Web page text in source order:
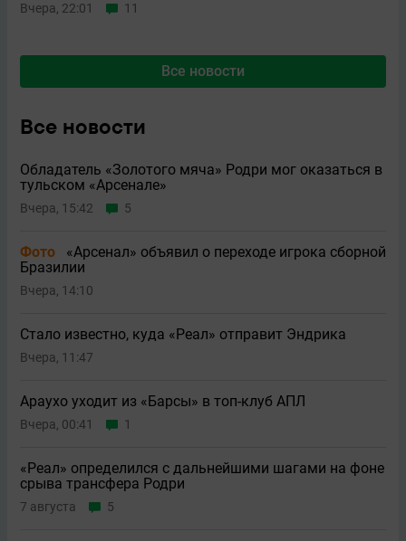
Вчера, 22:01 11
Все новости
Все новости
Обладатель «Золотого мяча» Родри мог оказаться в
тульском «Арсенале»
Вчера, 15:42 5
Фото
«Арсенал» объявил о переходе игрока сборной
Бразилии
Вчера, 14:10
Стало известно, куда «Реал» отправит Эндрика
Вчера, 11:47
Араухо уходит из «Барсы» в топ-клуб АПЛ
Вчера, 00:41 1
«Реал» определился с дальнейшими шагами на фоне
срыва трансфера Родри
7 августа 5